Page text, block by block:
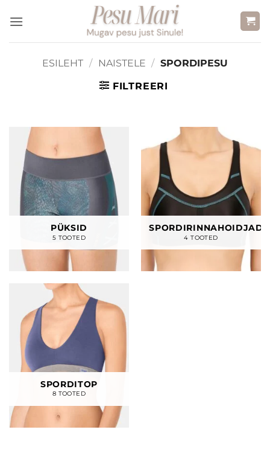
ESILEHT / NAISTELE / SPORDIPESU
FILTREERI
PÜKSID
5 TOOTED
SPORDIRINNAHOIDJAD
4 TOOTED
SPORDITOP
8 TOOTED